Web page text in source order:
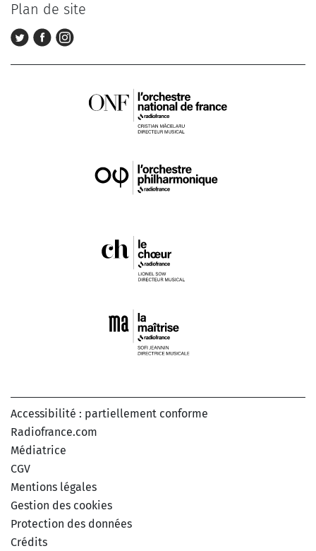
Plan de site
Accessibilité : partiellement conforme
Radiofrance.com
Médiatrice
CGV
Mentions légales
Gestion des cookies
Protection des données
Crédits